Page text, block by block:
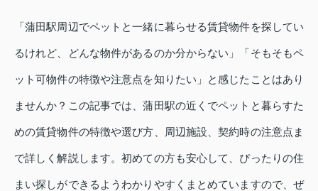
「蒲田駅周辺でペットと一緒に暮らせる賃貸物件を探してい
るけれど、どんな物件があるのか分からない」「そもそもペ
ット可物件の特徴や注意点を知りたい」と感じたことはあり
ませんか？この記事では、蒲田駅の近くでペットと暮らすた
めの賃貸物件の特徴や選び方、周辺施設、契約時の注意点ま
で詳しく解説します。初めての方も安心して、ぴったりの住
まい探しができるようわかりやすくまとめていますので、ぜ